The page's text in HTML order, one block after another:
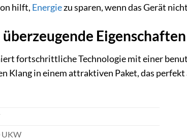
hilft, Energiezu sparen, wenn das Gerät
Eigenschaften
fortschrittliche Technologie mit einer
Klang in einem attraktiven Paket, das
UKW